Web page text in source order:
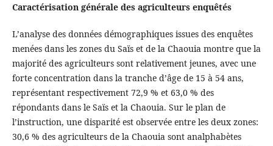
Caractérisation générale des agriculteurs enquêtés
L’analyse des données démographiques issues des enquêtes
menées dans les zones du Saïs et de la Chaouia montre que la
majorité des agriculteurs sont relativement jeunes, avec une
forte concentration dans la tranche d’âge de 15 à 54 ans,
représentant respectivement 72,9 % et 63,0 % des
répondants dans le Saïs et la Chaouia. Sur le plan de
l’instruction, une disparité est observée entre les deux zones:
30,6 % des agriculteurs de la Chaouia sont analphabètes